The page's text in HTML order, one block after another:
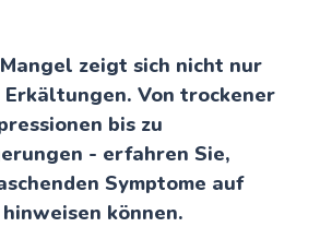
zeigt sich nicht nur
Von trockener
bis zu
- erfahren Sie,
Symptome auf
können.